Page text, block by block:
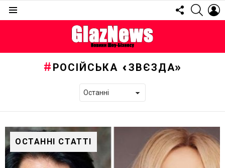
FOLLOW
US
РОСІЙСЬКА «ЗВЄЗДА»
ОСТАННІ СТАТТІ